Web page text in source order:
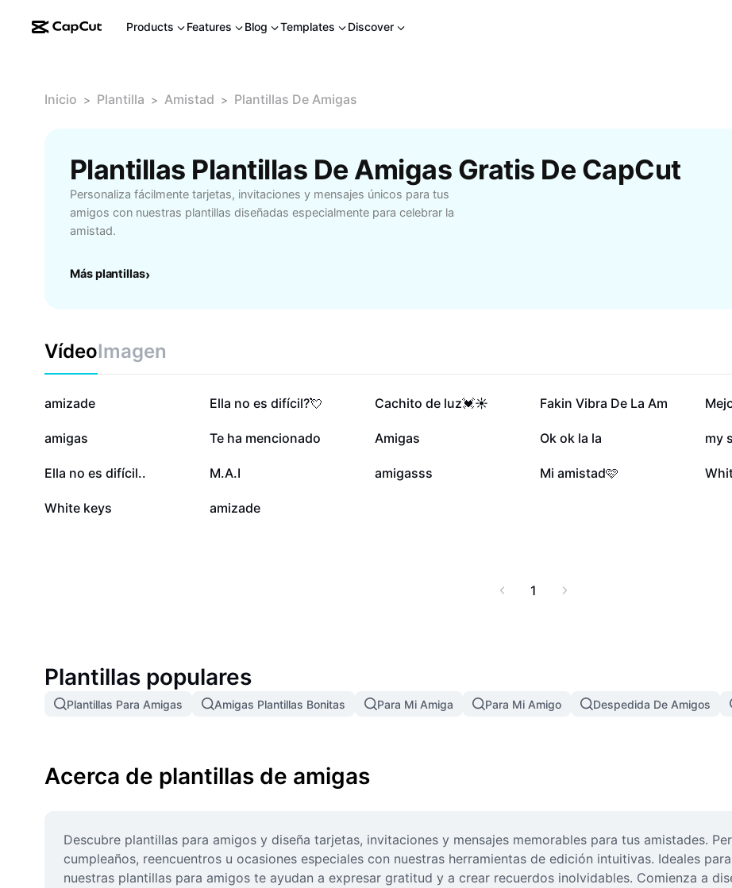
Products Features Blog Templates Discover
Inicio > Plantilla > Amistad > Plantillas De Amigas
Plantillas Plantillas De Amigas Gratis De CapCut
Personaliza fácilmente tarjetas, invitaciones y mensajes únicos para tus
amigos con nuestras plantillas diseñadas especialmente para celebrar la
amistad.
Más plantillas›
VídeoImagen
1,8 M
amizade 1,8 M
Ella no es difícil?💘 965,9 mil
Cachito de luz💓☀️ 501 mil
Fakin Vibra De La Am
303,3 mil
amigas 203 mil
Te ha mencionado 161,8 mil
Amigas 144,3 mil
Ok ok la la my
67 mil
Ella no es difícil.. 58,7 mil
M.A.I 49,7 mil
amigasss 47,3 mil
Mi amistad🩷 19
8,5 mil
White keys 1 mil
amizade
1
Plantillas populares
Plantillas Para Amigas Amigas Plantillas Bonitas Para Mi Amiga Para Mi Amigo Despedida De Amigos
Acerca de plantillas de amigas
Descubre plantillas para amigos y diseña tarjetas, invitaciones y mensajes memorables para tus amistades.
cumpleaños, reencuentros u ocasiones especiales con nuestras herramientas de edición intuitivas. Ideales
nuestras plantillas para amigos te ayudan a expresar gratitud y a crear recuerdos inolvidables. Comienza a